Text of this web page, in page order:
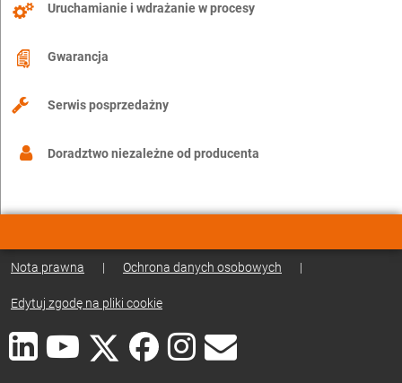
Uruchamianie i wdrażanie w procesy
Gwarancja
Serwis posprzedażny
Doradztwo niezależne od producenta
Nota prawna | Ochrona danych osobowych |
Edytuj zgodę na pliki cookie